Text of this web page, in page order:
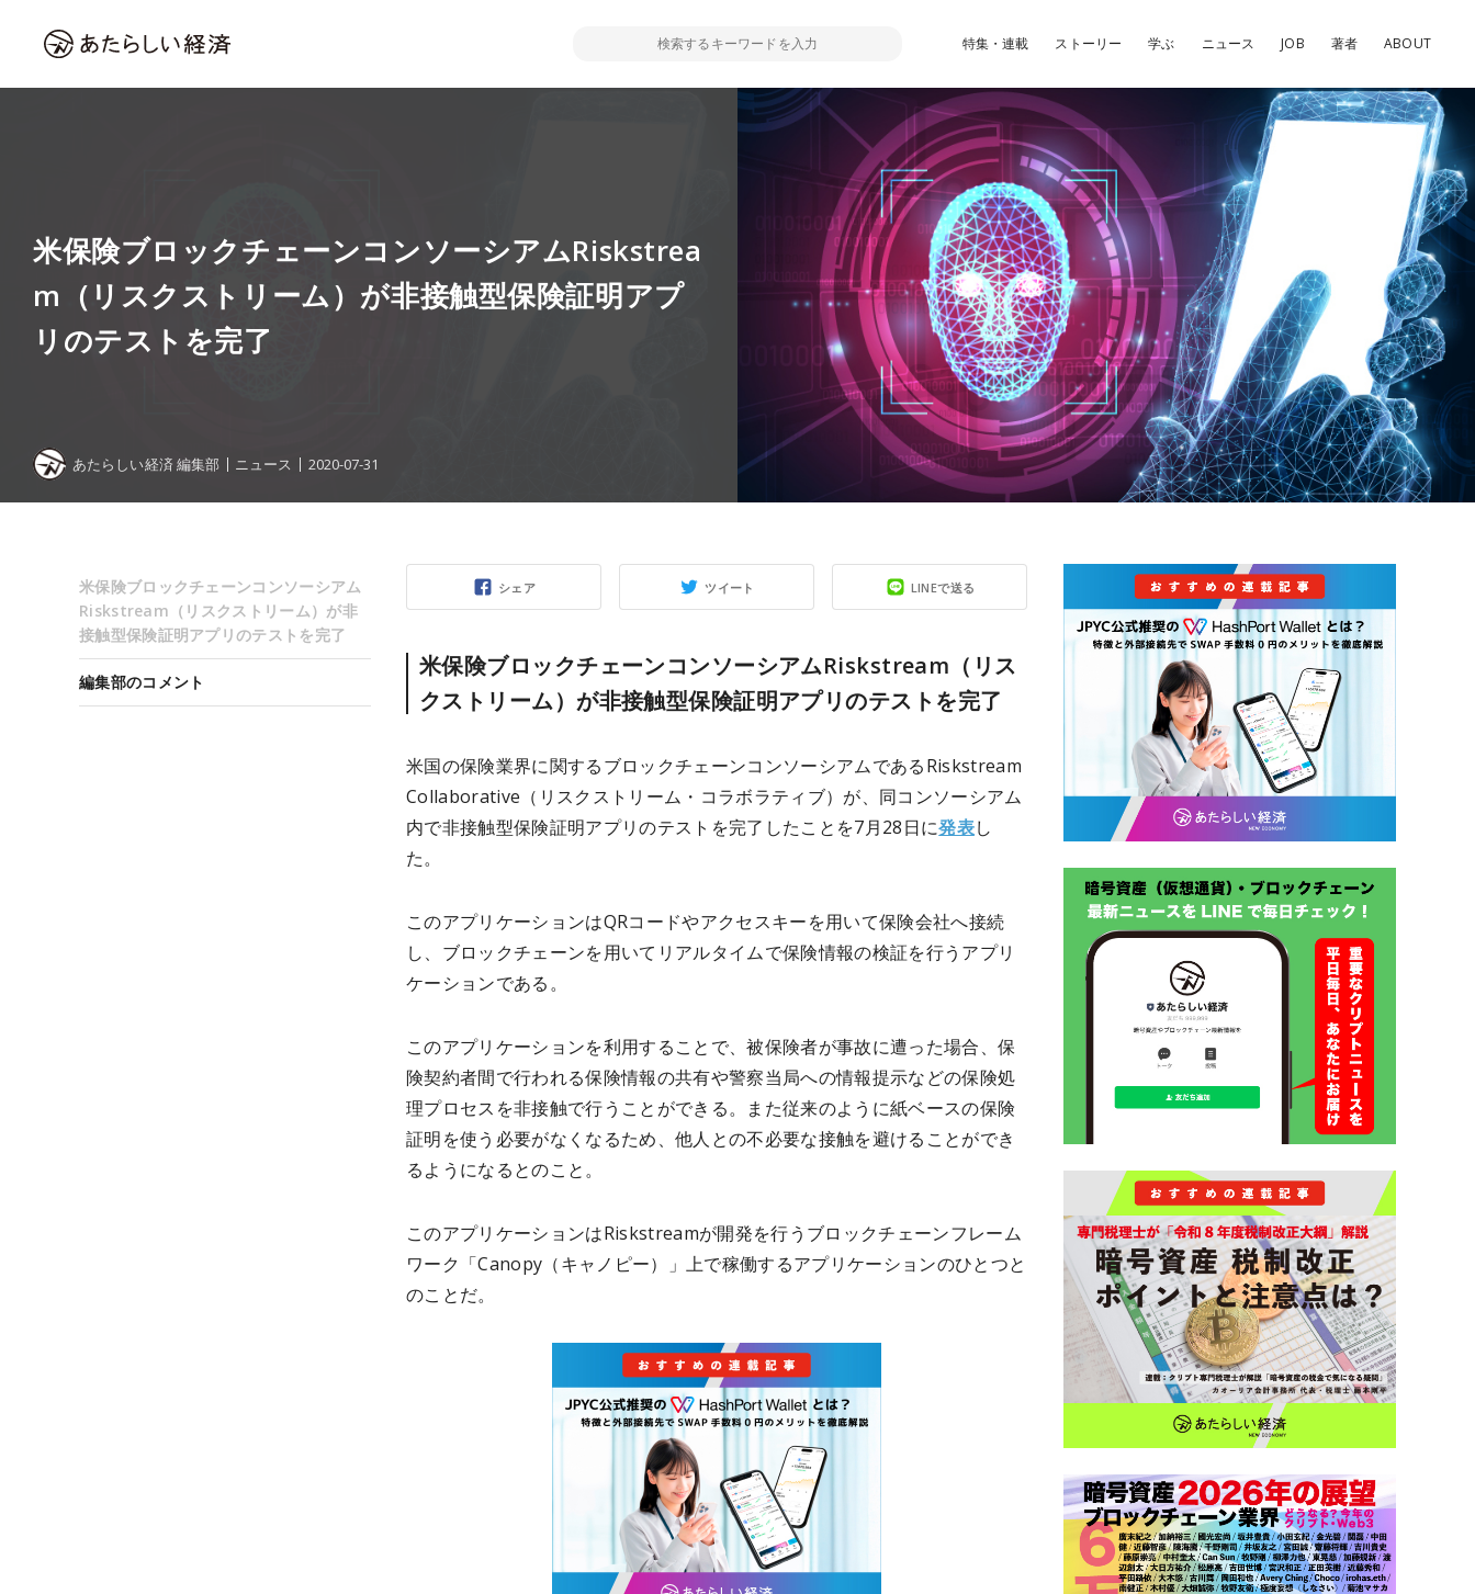
特集・連載 ストーリー 学ぶ ニュース JOB 著者 ABOUT
米保険ブロックチェーンコンソーシアムRiskstrea
m（リスクストリーム）が非接触型保険証明アプ
リのテストを完了
あたらしい経済 編集部 ニュース 2020-07-31
シェア ツイート LINEで送る
米保険ブロックチェーンコンソーシアムRiskstream（リス
クストリーム）が非接触型保険証明アプリのテストを完了
米国の保険業界に関するブロックチェーンコンソーシアムであるRiskstream
Collaborative（リスクストリーム・コラボラティブ）が、同コンソーシアム
内で非接触型保険証明アプリのテストを完了したことを7月28日に発表し
た。
このアプリケーションはQRコードやアクセスキーを用いて保険会社へ接続
し、ブロックチェーンを用いてリアルタイムで保険情報の検証を行うアプリ
ケーションである。
このアプリケーションを利用することで、被保険者が事故に遭った場合、保
険契約者間で行われる保険情報の共有や警察当局への情報提示などの保険処
理プロセスを非接触で行うことができる。また従来のように紙ベースの保険
証明を使う必要がなくなるため、他人との不必要な接触を避けることができ
るようになるとのこと。
このアプリケーションはRiskstreamが開発を行うブロックチェーンフレーム
ワーク「Canopy（キャノピー）」上で稼働するアプリケーションのひとつと
のことだ。
米保険ブロックチェーンコンソーシアム
Riskstream（リスクストリーム）が非
接触型保険証明アプリのテストを完了
編集部のコメント